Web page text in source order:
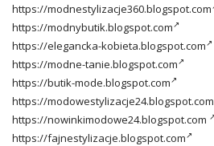
https://modnestylizacje360.blogspot.com
https://modnybutik.blogspot.com
https://elegancka-kobieta.blogspot.com
https://modne-tanie.blogspot.com
https://butik-mode.blogspot.com
https://modowestylizacje24.blogspot.com
https://nowinkimodowe24.blogspot.com
https://fajnestylizacje.blogspot.com